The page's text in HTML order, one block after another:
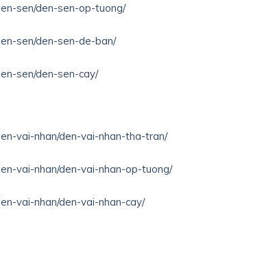
sen/den-sen-op-tuong/
sen/den-sen-de-ban/
sen/den-sen-cay/
vai-nhan/den-vai-nhan-tha-tran/
vai-nhan/den-vai-nhan-op-tuong/
vai-nhan/den-vai-nhan-cay/